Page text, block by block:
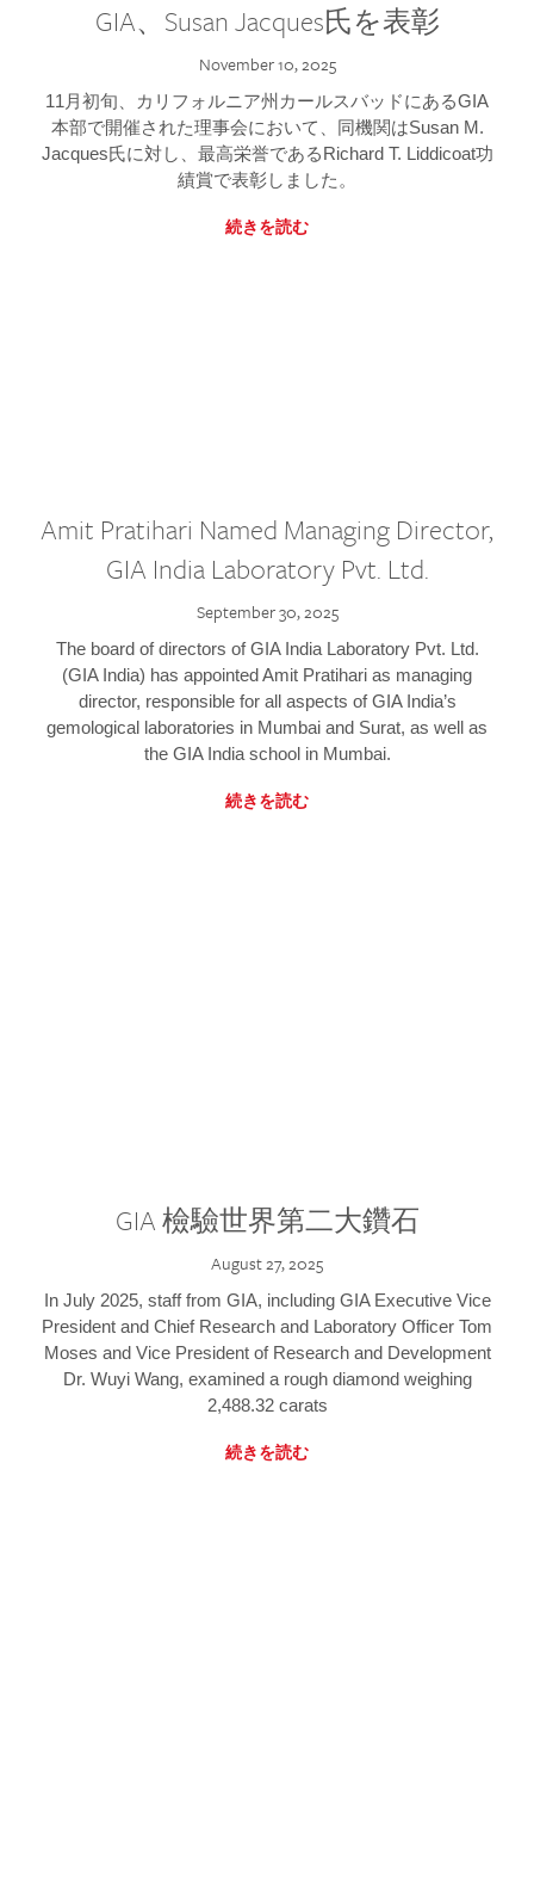
GIA、Susan Jacques氏を表彰
November 10, 2025
11月初旬、カリフォルニア州カールスバッドにあるGIA
本部で開催された理事会において、同機関はSusan M.
Jacques氏に対し、最高栄誉であるRichard T. Liddicoat功
績賞で表彰しました。
続きを読む
Amit Pratihari Named Managing Director,
GIA India Laboratory Pvt. Ltd.
September 30, 2025
The board of directors of GIA India Laboratory Pvt. Ltd.
(GIA India) has appointed Amit Pratihari as managing
director, responsible for all aspects of GIA India’s
gemological laboratories in Mumbai and Surat, as well as
the GIA India school in Mumbai.
続きを読む
GIA 檢驗世界第二大鑽石
August 27, 2025
In July 2025, staff from GIA, including GIA Executive Vice
President and Chief Research and Laboratory Officer Tom
Moses and Vice President of Research and Development
Dr. Wuyi Wang, examined a rough diamond weighing
2,488.32 carats
続きを読む